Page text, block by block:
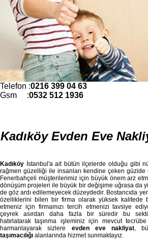
Telefon :0216 399 04 63
Gsm :0532 512 1936
Kadıköy Evden Eve
Kadıköy İstanbul'a ait bütün ilçelerde olduğu gibi
rağmen güzelliği ile insanları kendine çeken güzide
Fenerbahçeli müşterilerimiz için büyük önem arz
dönüşüm projeleri ile büyük bir değişime uğrasa da
de göz ardı edilemeyecek düzeydedir. Bostancıda
özelliklerini bilen bir firma olarak yüksek kalitede
etmeniz için firmamızı tercih etmenizi tavsiye
çeyrek asırdan daha fazla bir süredir bu
hatırlatarak taşınma işleminiz için mevcut
harmanlayarak sizlere evden eve nakliyat,
taşımacılığı alanlarında hizmet sunmaktayız.